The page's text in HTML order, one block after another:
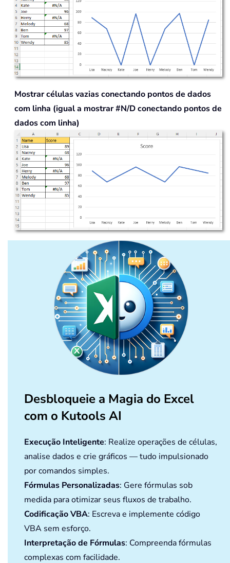
Mostrar células vazias conectando pontos de dados
com linha (igual a mostrar #N/D conectando pontos de
dados com linha)
Desbloqueie a Magia do Excel
com o Kutools AI
Execução Inteligente: Realize operações de células,
analise dados e crie gráficos — tudo impulsionado
por comandos simples.
Fórmulas Personalizadas: Gere fórmulas sob
medida para otimizar seus fluxos de trabalho.
Codificação VBA: Escreva e implemente código
VBA sem esforço.
Interpretação de Fórmulas: Compreenda fórmulas
complexas com facilidade.